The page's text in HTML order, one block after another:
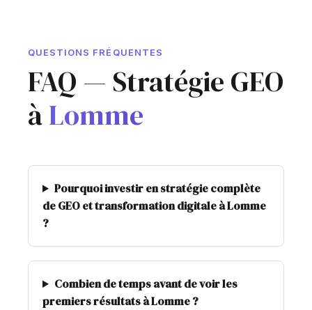
QUESTIONS FRÉQUENTES
FAQ — Stratégie GEO
àLomme
Pourquoi investir en stratégie complète
de GEO et transformation digitale à Lomme
?
Combien de temps avant de voir les
premiers résultats à Lomme ?